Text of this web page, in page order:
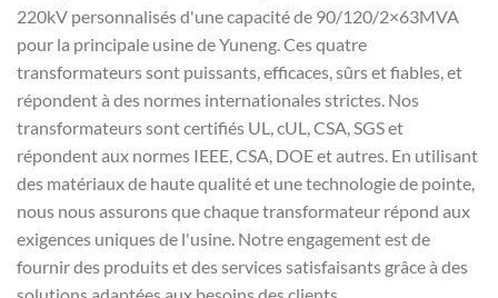
220kV personnalisés d'une capacité de 90/120/2×63MVA
pour la principale usine de Yuneng. Ces quatre
transformateurs sont puissants, efficaces, sûrs et fiables, et
répondent à des normes internationales strictes. Nos
transformateurs sont certifiés UL, cUL, CSA, SGS et
répondent aux normes IEEE, CSA, DOE et autres. En utilisant
des matériaux de haute qualité et une technologie de pointe,
nous nous assurons que chaque transformateur répond aux
exigences uniques de l'usine. Notre engagement est de
fournir des produits et des services satisfaisants grâce à des
solutions adaptées aux besoins des clients.